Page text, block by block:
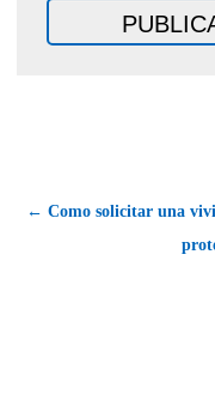
← Como solicitar una